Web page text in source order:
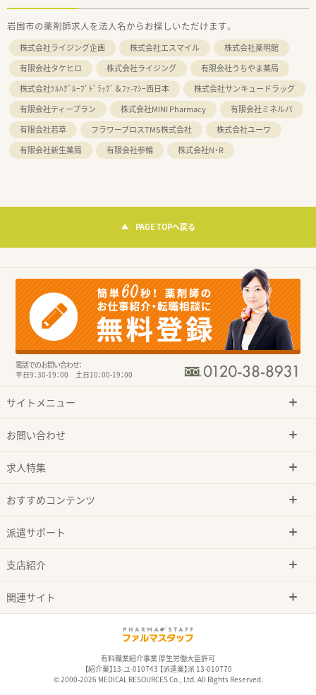
岩国市の薬剤師求人を法人名からお探しいただけます。
株式会社ライジング企画 株式会社エスマイル
株式会社薬明館
有限会社タケヒロ
株式会社ライジング
有限会社うちやま薬局
株式会社ﾂﾙﾊｸﾞﾙｰﾌﾟﾄﾞﾗｯｸﾞ＆ﾌｧ-ﾏｼｰ西日本
株式会社サンキュードラッグ
有限会社ティープラン
株式会社MINI Pharmacy
有限会社ミネルバ
有限会社若草
フラワーブロスTMS株式会社
株式会社ユーワ
有限会社新生薬局
有限会社参輪 株式会社N・R
PAGE TOPへ戻る
電話でのお問い合わせ：
平日9：30-19：00 土日10：00-19：00
サイトメニュー
お問い合わせ
求人特集
おすすめコンテンツ
派遣サポート
支店紹介
関連サイト
有料職業紹介事業 厚生労働大臣許可
【紹介業】13-ユ-010743 【派遣業】派 13-010770
© 2000-2026 MEDICAL RESOURCES Co., Ltd. All Rights Reserved.